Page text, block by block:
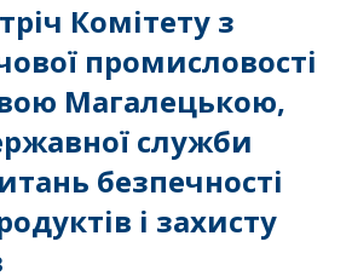
Комітету з
промисловості
Магалецькою,
служби
безпечності
і захисту